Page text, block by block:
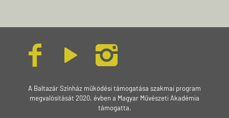
A Baltazár Színház működési támogatása szakmai program
megvalósítását 2020. évben a Magyar Művészeti Akadémia
támogatta.